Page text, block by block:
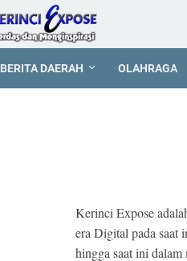
BERITA DAERAH OLAHRAGA
Kerinci Expose
era Digital pada saat
hingga saat ini